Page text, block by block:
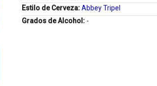
Estilo de Cerveza:Abbey Tripel
Grados de Alcohol: -